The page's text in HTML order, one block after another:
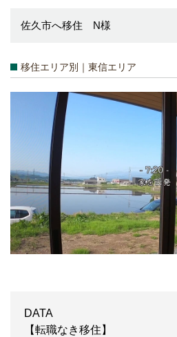
佐久市へ移住 N様
移住エリア別｜東信エリア
DATA
【転職なき移住】